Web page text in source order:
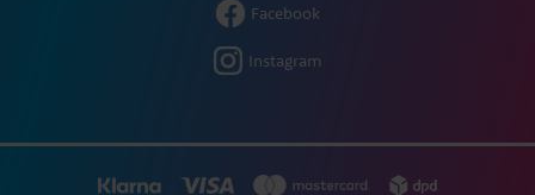
Facebook
Instagram